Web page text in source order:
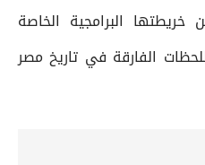
البرامجية الخاصة
الفارقة في تاريخ مصر